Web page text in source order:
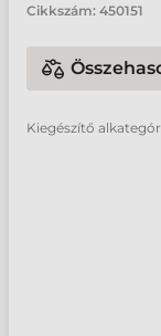
Cikkszám: 450151
Kiegészítő